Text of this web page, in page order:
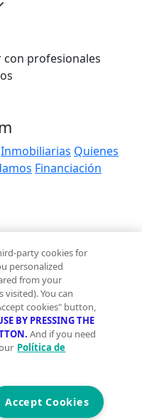
con profesionales
Inmobiliarias Quienes
Financiación
party cookies for
personalized
from your
You can
cookies" button,
BY PRESSING THE
And if you need
Política de
Accept Cookies